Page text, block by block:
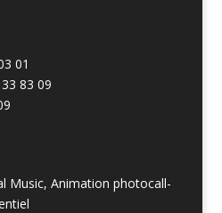
01
83 09
Music, Animation photocall-